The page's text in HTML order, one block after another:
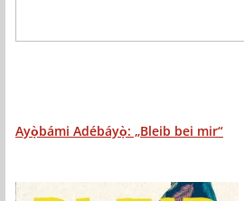
Ayọ̀bámi Adébáyọ̀: „Bleib bei mir“